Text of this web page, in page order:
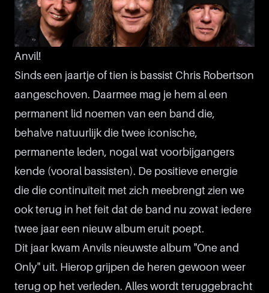
Anvil!
Sinds een jaartje of tien is bassist Chris Robertson
aangeschoven. Daarmee mag je hem al een
permanent lid noemen van een band die,
behalve natuurlijk die twee iconische,
permanente leden, nogal wat voorbijgangers
kende (vooral bassisten). De positieve energie
die die continuïteit met zich meebrengt zien we
ook terug in het feit dat de band nu zowat iedere
twee jaar een nieuw album eruit poept.
Dit jaar kwam Anvils nieuwste album "One and
Only" uit. Hierop grijpen de heren gewoon weer
terug op het verleden. Alles wordt teruggebracht